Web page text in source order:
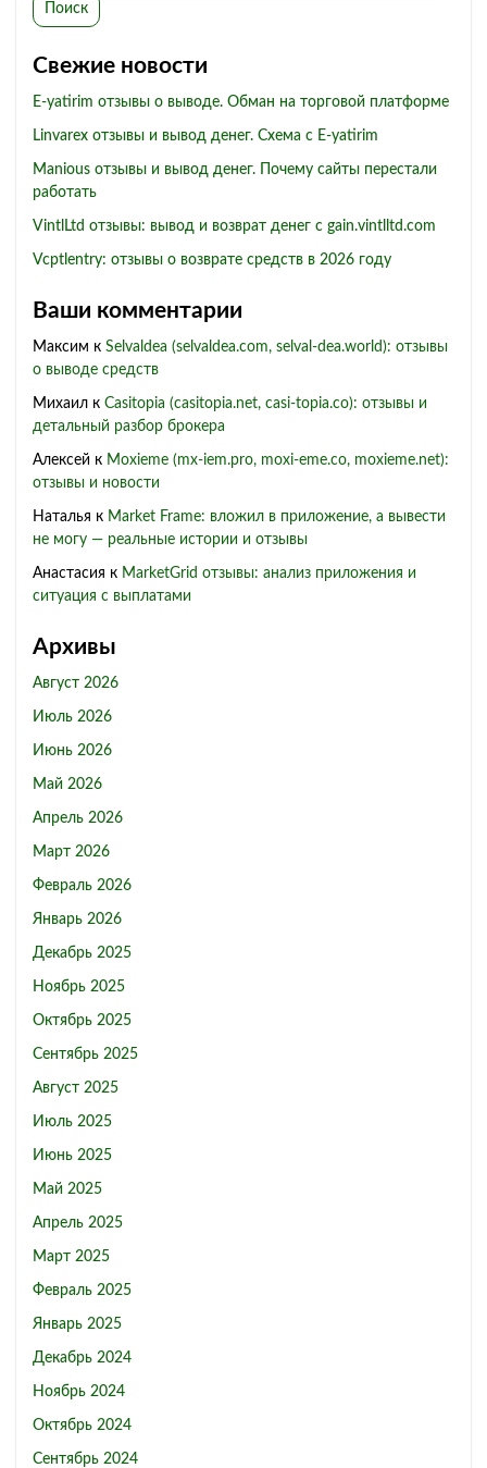
Поиск
Свежие новости
E-yatirim отзывы о выводе. Обман на торговой платформе
Linvarex отзывы и вывод денег. Схема с E-yatirim
Manious отзывы и вывод денег. Почему сайты перестали
работать
VintlLtd отзывы: вывод и возврат денег с gain.vintlltd.com
Vcptlentry: отзывы о возврате средств в 2026 году
Ваши комментарии
Максим к Selvaldea (selvaldea.com, selval-dea.world): отзывы
о выводе средств
Михаил к Casitopia (casitopia.net, casi-topia.co): отзывы и
детальный разбор брокера
Алексей к Moxieme (mx-iem.pro, moxi-eme.co, moxieme.net):
отзывы и новости
Наталья к Market Frame: вложил в приложение, а вывести
не могу — реальные истории и отзывы
Анастасия к MarketGrid отзывы: анализ приложения и
ситуация с выплатами
Архивы
Август 2026
Июль 2026
Июнь 2026
Май 2026
Апрель 2026
Март 2026
Февраль 2026
Январь 2026
Декабрь 2025
Ноябрь 2025
Октябрь 2025
Сентябрь 2025
Август 2025
Июль 2025
Июнь 2025
Май 2025
Апрель 2025
Март 2025
Февраль 2025
Январь 2025
Декабрь 2024
Ноябрь 2024
Октябрь 2024
Сентябрь 2024